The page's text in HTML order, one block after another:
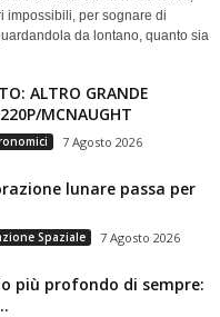
impossibili, per sognare di
da lontano, quanto sia
ALTRO GRANDE
MCNAUGHT
7 Agosto 2026
lunare passa per
Spaziale 7 Agosto 2026
più profondo di sempre: